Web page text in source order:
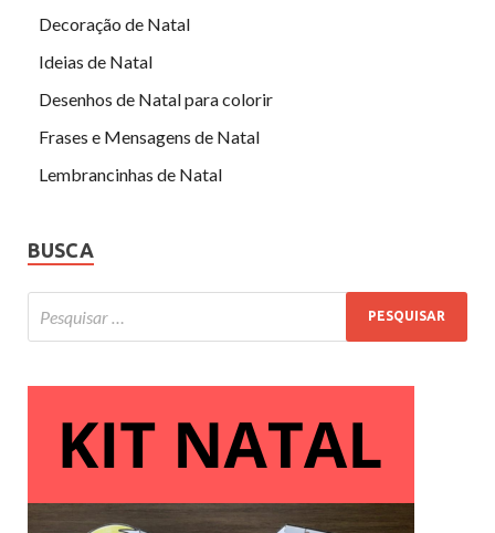
Decoração de Natal
Ideias de Natal
Desenhos de Natal para colorir
Frases e Mensagens de Natal
Lembrancinhas de Natal
BUSCA